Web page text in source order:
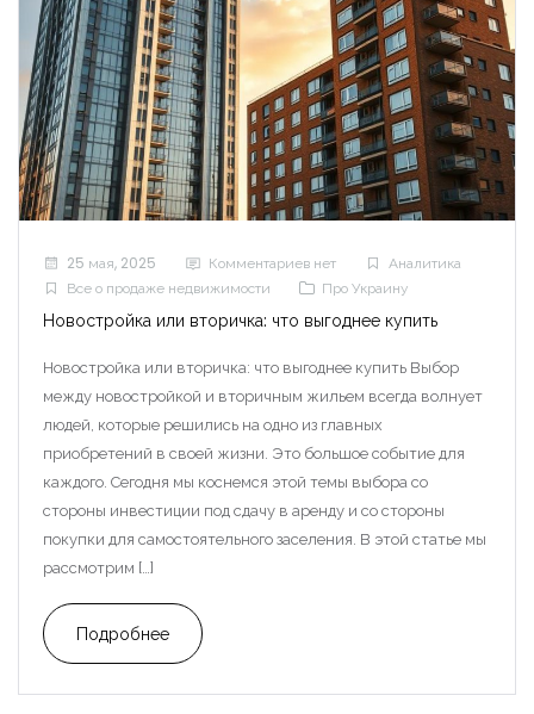
25 мая, 2025 Комментариев нет
Аналитика
Все о продаже недвижимости
Про Украину
Новостройка или вторичка: что выгоднее купить
Новостройка или вторичка: что выгоднее купить Выбор
между новостройкой и вторичным жильем всегда волнует
людей, которые решились на одно из главных
приобретений в своей жизни. Это большое событие для
каждого. Сегодня мы коснемся этой темы выбора со
стороны инвестиции под сдачу в аренду и со стороны
покупки для самостоятельного заселения. В этой статье мы
рассмотрим […]
Подробнее